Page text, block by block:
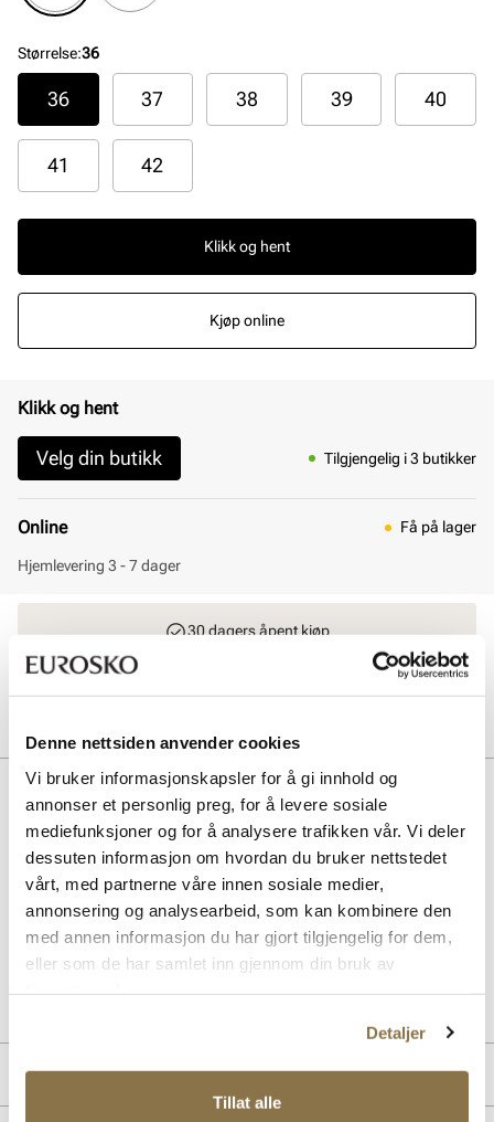
Denne nettsiden anvender cookies
Vi bruker informasjonskapsler for å gi innhold og
annonser et personlig preg, for å levere sosiale
mediefunksjoner og for å analysere trafikken vår. Vi deler
dessuten informasjon om hvordan du bruker nettstedet
vårt, med partnerne våre innen sosiale medier,
annonsering og analysearbeid, som kan kombinere den
med annen informasjon du har gjort tilgjengelig for dem,
eller som de har samlet inn gjennom din bruk av
Detaljer
Tillat alle
Størrelse:36
36 37 38 39 40
41 42
Klikk og hent
Kjøp online
Klikk og hent
Velg din butikk Tilgjengelig i 3 butikker
Online Få på lager
Hjemlevering 3 - 7 dager
30 dagers åpent kjøp
Gratis retur i butikk
Beskrivelse
Trendy loafer med lekker spenne designet for Stockholm Design
Group. Denne er laget i eksklusive skinnmaterialer på en komfortabel
og bestselgende såle med padding i hælkappen. Med sine tidstiktige
detaljer passer denne loaferen godt til sesongens antrekk og
anledninger. Finnes i sort og brunt skinn.
Produktdetaljer